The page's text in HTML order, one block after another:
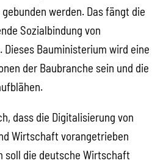
werden. Das fängt die
Sozialbindung von
Dieses Bauministerium wird eine
der Baubranche sein und die
dass die Digitalisierung von
Wirtschaft vorangetrieben
soll die deutsche Wirtschaft